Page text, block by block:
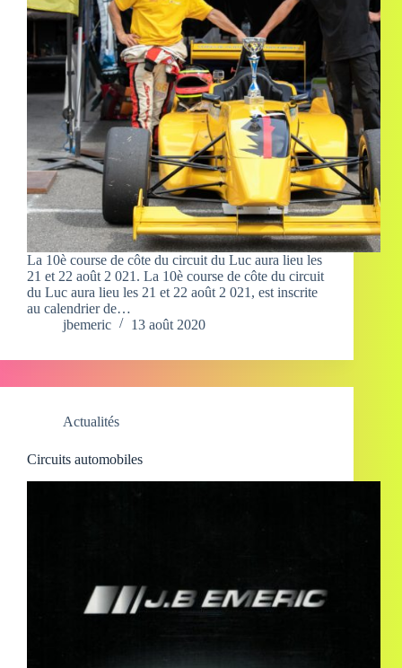
La 10è course de côte du circuit du Luc aura lieu les
21 et 22 août 2 021. La 10è course de côte du circuit
du Luc aura lieu les 21 et 22 août 2 021, est inscrite
au calendrier de…
jbemeric
13 août 2020
Actualités
Circuits automobiles